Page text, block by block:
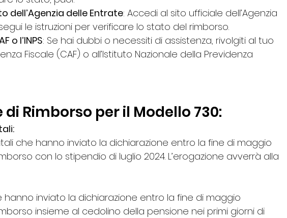
dell’Agenzia delle Entrate: Accedi al sito ufficiale dell’Agenzia
le istruzioni per verificare lo stato del rimborso.
o l’INPS: Se hai dubbi o necessiti di assistenza, rivolgiti al tuo
Fiscale (CAF) o all’Istituto Nazionale della Previdenza
Rimborso per il Modello 730:
che hanno inviato la dichiarazione entro la fine di maggio
con lo stipendio di luglio 2024. L’erogazione avverrà alla
hanno inviato la dichiarazione entro la fine di maggio
insieme al cedolino della pensione nei primi giorni di